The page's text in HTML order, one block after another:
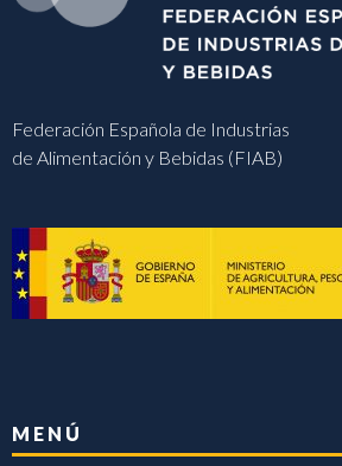
Federación Española de Industrias
de Alimentación y Bebidas (FIAB)
MENÚ